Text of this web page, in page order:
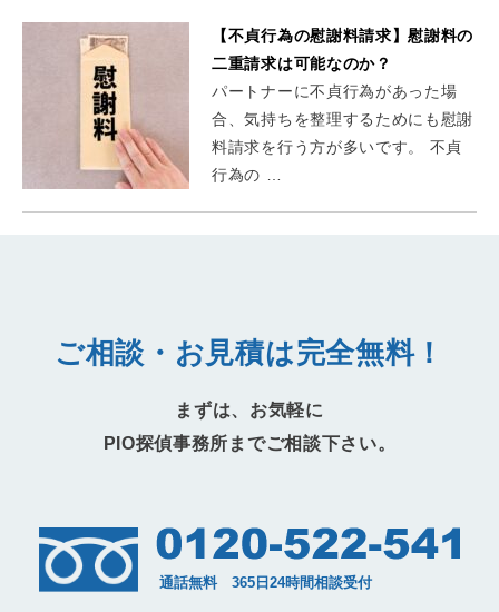
【不貞行為の慰謝料請求】慰謝料の
二重請求は可能なのか？
パートナーに不貞行為があった場
合、気持ちを整理するためにも慰謝
料請求を行う方が多いです。 不貞
行為の …
ご相談・お見積は完全無料！
まずは、お気軽に
PIO探偵事務所までご相談下さい。